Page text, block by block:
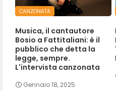
CANZONATA
Musica, il cantautore
Bosio a Fattitaliani: è il
pubblico che detta la
legge, sempre.
L'intervista canzonata
Gennaio 18, 2025